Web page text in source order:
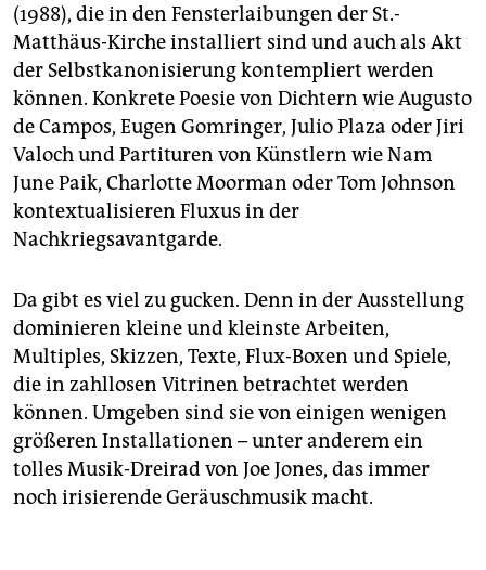
(1988), die in den Fensterlaibungen der St.-
Matthäus-Kirche installiert sind und auch als Akt
der Selbstkanonisierung kontempliert werden
können. Konkrete Poesie von Dichtern wie Augusto
de Campos, Eugen Gomringer, Julio Plaza oder Jiri
Valoch und Partituren von Künstlern wie Nam
June Paik, Charlotte Moorman oder Tom Johnson
kontextualisieren Fluxus in der
Nachkriegsavantgarde.
Da gibt es viel zu gucken. Denn in der Ausstellung
dominieren kleine und kleinste Arbeiten,
Multiples, Skizzen, Texte, Flux-Boxen und Spiele,
die in zahllosen Vitrinen betrachtet werden
können. Umgeben sind sie von einigen wenigen
größeren Installationen – unter anderem ein
tolles Musik-Dreirad von Joe Jones, das immer
noch irisierende Geräuschmusik macht.